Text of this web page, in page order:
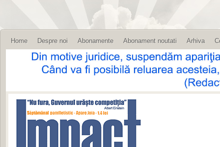
Home Despre noi Abonamente Abonament noutati Arhiva